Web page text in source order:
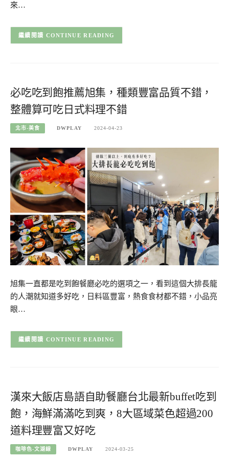
來…
CONTINUE READING
必吃吃到飽推薦旭集，種類豐富品質不錯，
整體算可吃日式料理不錯
北市-美食 DWPLAY 2024-04-23
旭集一直都是吃到飽餐廳必吃的選項之一，看到這個大排長龍
的人潮就知道多好吃，日料區豐富，熱食食材都不錯，小品亮
眼…
CONTINUE READING
漢來大飯店島語自助餐廳台北最新buffet吃到
飽，海鮮滿滿吃到爽，8大區域菜色超過200
道料理豐富又好吃
咖啡色-文湖線 DWPLAY 2024-03-25